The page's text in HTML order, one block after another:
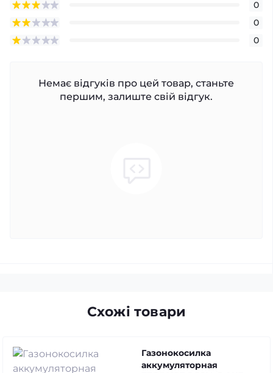
0
0
0
Немає відгуків про цей товар, станьте
першим, залиште свій відгук.
Схожі товари
Газонокосилка
аккумуляторная